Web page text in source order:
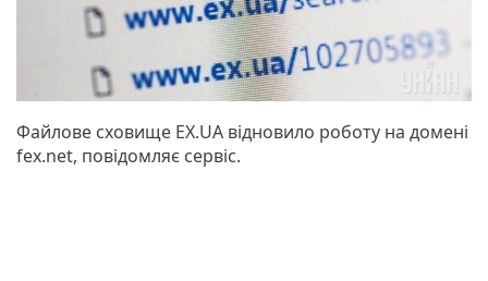
Файлове сховище EX.UA відновило роботу на домені
fex.net, повідомляє сервіс.